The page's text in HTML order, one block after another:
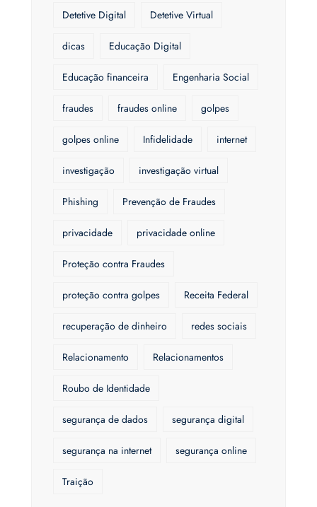
Detetive Digital Detetive Virtual
dicas Educação Digital
Educação financeira Engenharia Social
fraudes fraudes online golpes
golpes online Infidelidade internet
investigação investigação virtual
Phishing Prevenção de Fraudes
privacidade privacidade online
Proteção contra Fraudes
proteção contra golpes Receita Federal
recuperação de dinheiro redes sociais
Relacionamento Relacionamentos
Roubo de Identidade
segurança de dados segurança digital
segurança na internet segurança online
Traição